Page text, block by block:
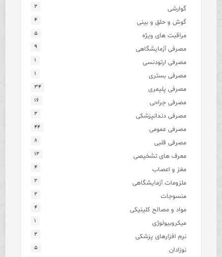
گوارشی ۲
گوش و حلق و بینی ۴
مراقبت های ویژه ۵
مصرفی آزمایشگاهی ۹
مصرفی ارتودنسی ۱
مصرفی بستری ۱
مصرفی پلیمری ۳۴
مصرفی جراحی ۱۶
مصرفی دندانپزشکی ۲
مصرفی عمومی ۴۴
مصرفی قلبی ۸
معرف های تشخیصی ۱۲
مغز و اعصاب ۴
ملزومات آزمایشگاهی ۲
منسوجات ۲
مواد و مصالح کلینیکی ۴
میکروبیولوژی ۱
نرم افزارهای پزشکی ۲
نوزادان ۵